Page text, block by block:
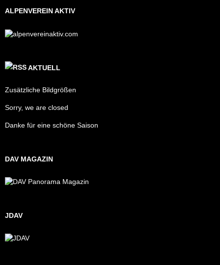
ALPENVEREIN AKTIV
AKTUELL
Zusätzliche Bildgrößen
Sorry, we are closed
Danke für eine schöne Saison
DAV MAGAZIN
JDAV